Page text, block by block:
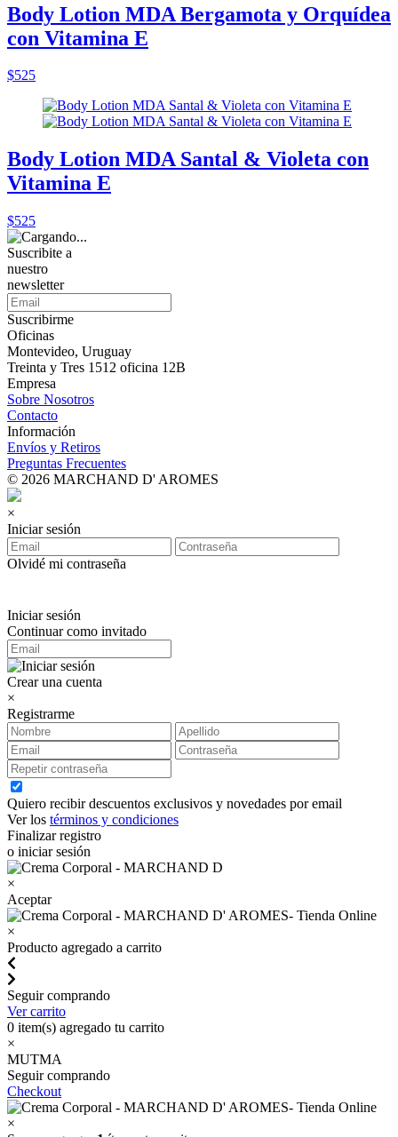
Body Lotion MDA Bergamota y Orquídea
con Vitamina E
$525
Body Lotion MDA Santal & Violeta con
Vitamina E
$525
Suscribite a
nuestro
newsletter
Suscribirme
Oficinas
Montevideo, Uruguay
Treinta y Tres 1512 oficina 12B
Empresa
Sobre Nosotros
Contacto
Información
Envíos y Retiros
Preguntas Frecuentes
© 2026 MARCHAND D' AROMES
×
Iniciar sesión
Olvidé mi contraseña
Iniciar sesión
Continuar como invitado
Crear una cuenta
×
Registrarme
Quiero recibir descuentos exclusivos y novedades por email
Ver los términos y condiciones
Finalizar registro
o iniciar sesión
×
Aceptar
×
Producto agregado a carrito
Seguir comprando
Ver carrito
0 item(s) agregado tu carrito
×
MUTMA
Seguir comprando
Checkout
×